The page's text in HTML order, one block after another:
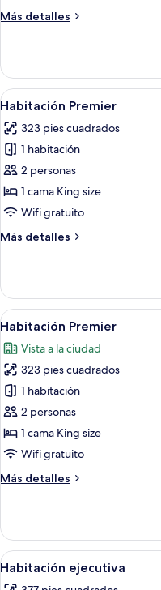
Más detalles
Más
Deluxe
Abrir
todas
las
fotos
de
Habitación
Premier
5
Habitación Premier
323 pies cuadrados
1 habitación
2 personas
1 cama King size
Wifi gratuito
Más detalles
Más
Premier
Abrir
todas
las
fotos
de
Habitación
Premier
6
Habitación Premier
Vista a la ciudad
323 pies cuadrados
1 habitación
2 personas
1 cama King size
Wifi gratuito
Más detalles
Más
Premier
Abrir
todas
7
Habitación ejecutiva